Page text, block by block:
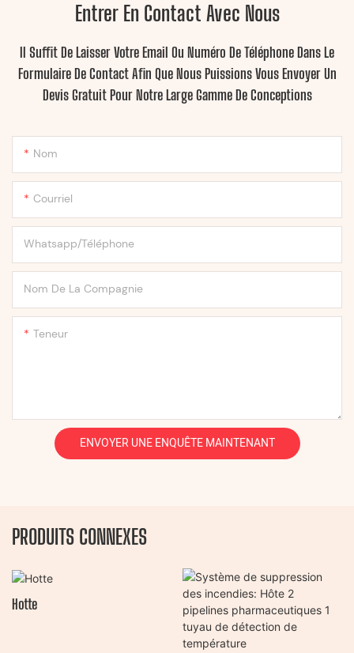
Entrer En Contact Avec Nous
Il Suffit De Laisser Votre Email Ou Numéro De Téléphone Dans Le
Formulaire De Contact Afin Que Nous Puissions Vous Envoyer Un
Devis Gratuit Pour Notre Large Gamme De Conceptions
Nom
Courriel
Whatsapp/Téléphone
Nom De La Compagnie
Teneur
ENVOYER UNE ENQUÊTE MAINTENANT
PRODUITS CONNEXES
Hotte